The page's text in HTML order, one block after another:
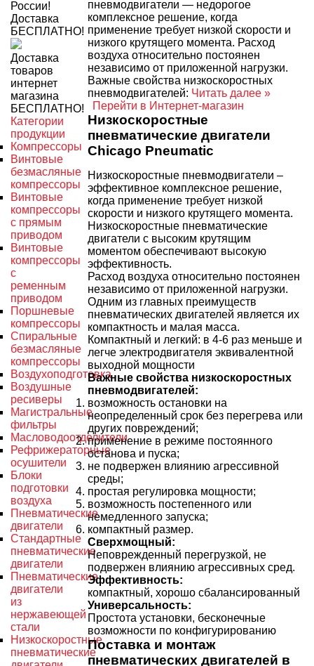
России!
Доставка
БЕСПЛАТНО!
Доставка
товаров
интернет
магазина
БЕСПЛАТНО!
Категории
продукции
Компрессоры
Винтовые
безмасляные
компрессоры
Винтовые
компрессоры
с прямым
приводом
Винтовые
компрессоры
с
ременным
приводом
Поршневые
компрессоры
Спиральные
безмасляные
компрессоры
Воздухоподготовка
Воздушные
ресиверы
Магистральные
фильтры
Масловодоотделители
Рефрижераторные
осушители
Блоки
подготовки
воздуха
Пневматические
двигатели
Стандартные
пневматические
двигатели
Пневматические
двигатели
из
нержавеющей
стали
Низкоскоростные
пневматические
пневмодвигатели — недорогое
комплексное решение, когда
применение требует низкой скорости и
низкого крутящего момента. Расход
воздуха относительно постоянен
независимо от приложенной нагрузки.
Важные свойства низкоскоростных
пневмодвигателей: Читать далее »
Перейти в Интернет-магазин
Низкоскоростные
пневматические двигатели
Chicago Pneumatic
Низкоскоростные пневмодвигатели –
эффективное комплексное решение,
когда применение требует низкой
скорости и низкого крутящего момента.
Низкоскоростные пневматические
двигатели с высоким крутящим
моментом обеспечивают высокую
эффективность.
Расход воздуха относительно постоянен
независимо от приложенной нагрузки.
Одним из главных преимуществ
пневматических двигателей является их
компактность и малая масса.
Компактный и легкий: в 4-6 раз меньше и
легче электродвигателя эквивалентной
выходной мощности
Важные свойства низкоскоростных
пневмодвигателей:
возможность остановки на
неопределенный срок без перегрева или
других повреждений;
применение в режиме постоянного
останова и пуска;
не подвержен влиянию агрессивной
среды;
простая регулировка мощности;
возможность постепенного или
немедленного запуска;
компактный размер.
Сверхмощный:
Неповрежденный перегрузкой, не
подвержен влиянию агрессивных сред.
Эффективность:
компактный, хорошо сбалансированный
Универсальность:
Простота установки, бесконечные
возможности по конфигурированию
Поставка и монтаж
пневматических двигателей в